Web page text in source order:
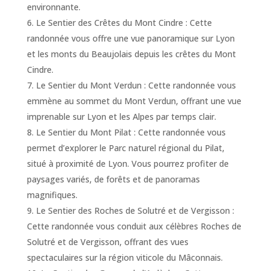
environnante.
Le Sentier des Crêtes du Mont Cindre : Cette
randonnée vous offre une vue panoramique sur Lyon
et les monts du Beaujolais depuis les crêtes du Mont
Cindre.
Le Sentier du Mont Verdun : Cette randonnée vous
emmène au sommet du Mont Verdun, offrant une vue
imprenable sur Lyon et les Alpes par temps clair.
Le Sentier du Mont Pilat : Cette randonnée vous
permet d’explorer le Parc naturel régional du Pilat,
situé à proximité de Lyon. Vous pourrez profiter de
paysages variés, de forêts et de panoramas
magnifiques.
Le Sentier des Roches de Solutré et de Vergisson :
Cette randonnée vous conduit aux célèbres Roches de
Solutré et de Vergisson, offrant des vues
spectaculaires sur la région viticole du Mâconnais.